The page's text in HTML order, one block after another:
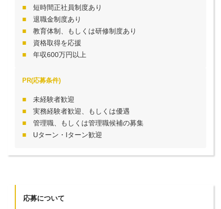
短時間正社員制度あり
退職金制度あり
教育体制、もしくは研修制度あり
資格取得を応援
年収600万円以上
PR(応募条件)
未経験者歓迎
実務経験者歓迎、もしくは優遇
管理職、もしくは管理職候補の募集
Uターン・Iターン歓迎
応募について